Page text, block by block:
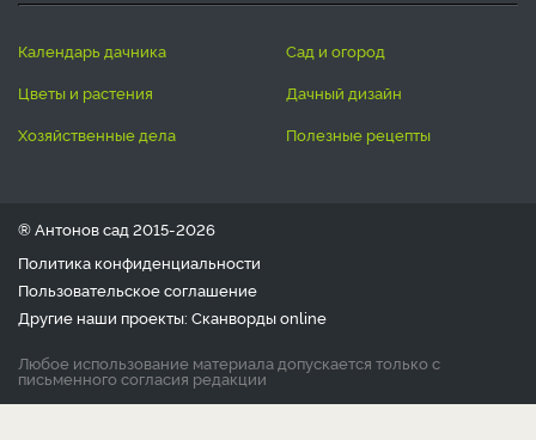
календарь дачника
сад и огород
цветы и растения
дачный дизайн
хозяйственные дела
полезные рецепты
® Антонов сад 2015-2026
Политика конфиденциальности
Пользовательское соглашение
Другие наши проекты: Сканвордыonline
Любое использование материала допускается только с
письменного согласия редакции